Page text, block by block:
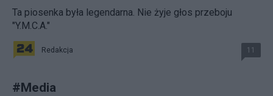
Ta piosenka była legendarna. Nie żyje głos przeboju
"Y.M.C.A."
Redakcja 11
#Media